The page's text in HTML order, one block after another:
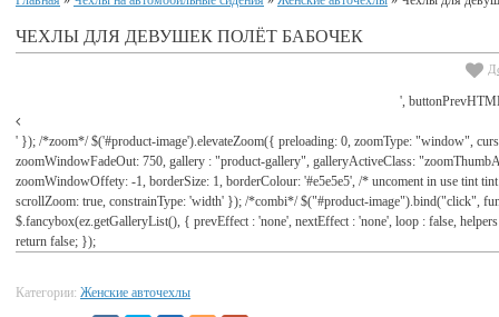
ЧЕХЛЫ ДЛЯ ДЕВУШЕК ПОЛЁТ БАБОЧЕК
',
' }); /*zoom*/ $('#product-image').elevateZoom({ preloading: 0, zoomType: "window",
zoomWindowFadeOut: 750, gallery : "product-gallery", galleryActiveClass:
zoomWindowOffety: -1, borderSize: 1, borderColour: '#e5e5e5', /* uncoment in use tint
scrollZoom: true, constrainType: 'width' }); /*combi*/ $("#product-image").bind("click",
$.fancybox(ez.getGalleryList(), { prevEffect : 'none', nextEffect : 'none', loop : false,
return false; });
Категории: Женские авточехлы